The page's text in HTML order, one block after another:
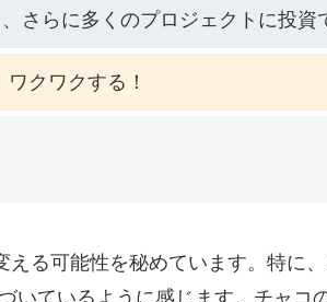
さらに多くのプロジェクトに投資
クワクする！
る可能性を秘めています。特に